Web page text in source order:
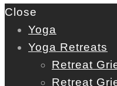
Close
Yoga
Yoga Retreats
Retreat
Retreat